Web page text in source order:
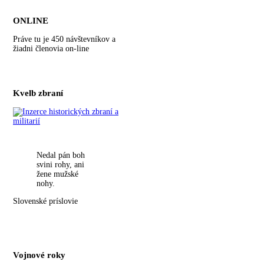
ONLINE
Práve tu je 450 návštevníkov a
žiadni členovia on-line
Kvelb zbraní
Nedal pán boh
svini rohy, ani
žene mužské
nohy.
Slovenské príslovie
Vojnové roky